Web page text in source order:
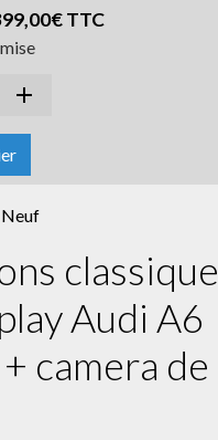
TTC
Neuf
classique
Audi A6
camera de